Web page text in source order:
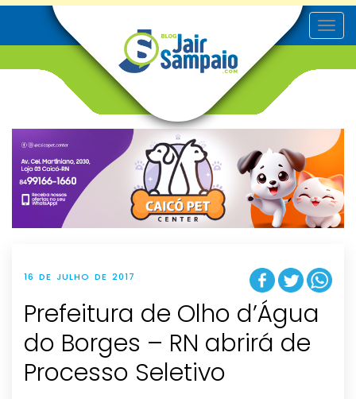
T
o
v
g
t
i
o
n
16 DE JULHO DE 2017
Prefeitura de Olho d’Água
do Borges – RN abrirá de
Processo Seletivo